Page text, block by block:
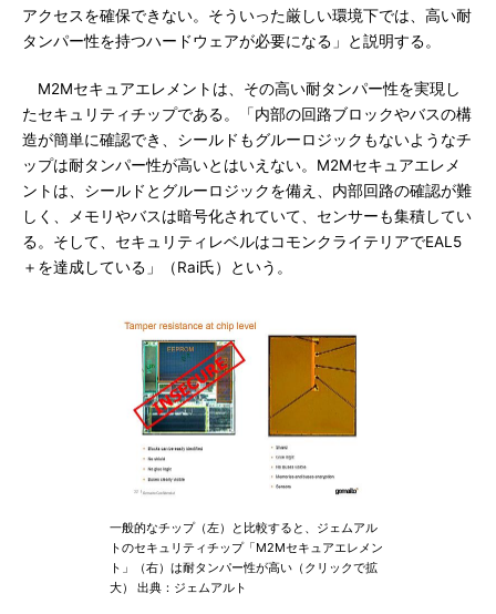
アクセスを確保できない。そういった厳しい環境下では、高い耐
タンパー性を持つハードウェアが必要になる」と説明する。
M2Mセキュアエレメントは、その高い耐タンパー性を実現し
たセキュリティチップである。「内部の回路ブロックやバスの構
造が簡単に確認でき、シールドもグルーロジックもないようなチ
ップは耐タンパー性が高いとはいえない。M2Mセキュアエレメ
ントは、シールドとグルーロジックを備え、内部回路の確認が難
しく、メモリやバスは暗号化されていて、センサーも集積してい
る。そして、セキュリティレベルはコモンクライテリアでEAL5
＋を達成している」（Rai氏）という。
一般的なチップ（左）と比較すると、ジェムアル
トのセキュリティチップ「M2Mセキュアエレメン
ト」（右）は耐タンパー性が高い（クリックで拡
大） 出典：ジェムアルト